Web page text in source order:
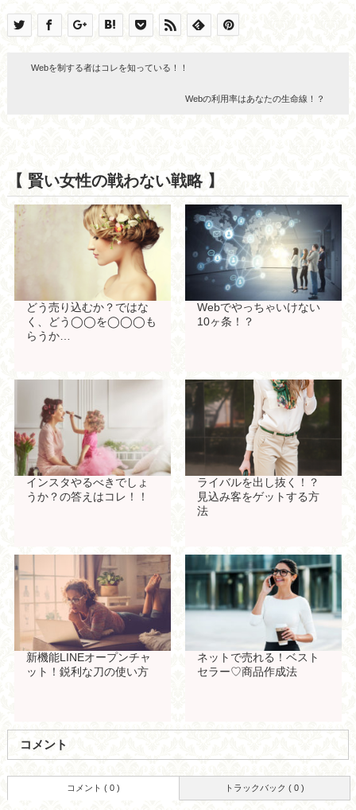
Webを制する者はコレを知っている！！
Webの利用率はあなたの生命線！？
【 賢い女性の戦わない戦略 】
どう売り込むか？ではな
く、どう◯◯を◯◯◯も
らうか…
Webでやっちゃいけない
10ヶ条！？
インスタやるべきでしょ
うか？の答えはコレ！！
ライバルを出し抜く！？
見込み客をゲットする方
法
新機能LINEオープンチャ
ット！鋭利な刀の使い方
ネットで売れる！ベスト
セラー♡商品作成法
コメント
トラックバック ( 0 )
コメント ( 0 )